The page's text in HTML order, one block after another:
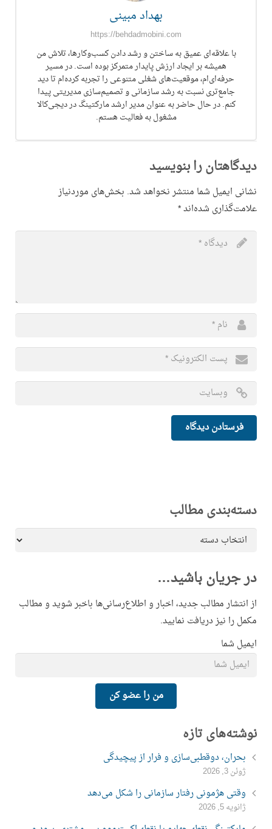
بهداد مبینی
https://behdadmobini.com
با علاقه‌ای عمیق به ساختن و رشد دادن کسب‌وکارها، تلاش من
همیشه بر ایجاد ارزش پایدار متمرکز بوده است. در مسیر
حرفه‌ای‌ام، موقعیت‌های شغلی متنوعی را تجربه کرده‌ام تا دید
جامع‌تری نسبت به رشد سازمانی و تصمیم‌سازی مدیریتی پیدا
کنم. در حال حاضر به عنوان مدیر ارشد مارکتینگ در دیجی‌کالا
مشغول به فعالیت هستم.
دیدگاهتان را بنویسید
نشانی ایمیل شما منتشر نخواهد شد. بخش‌های موردنیاز
علامت‌گذاری شده‌اند*
دسته‌بندی مطالب
دسته‌بندی
در جریان باشید…
از انتشار مطالب جدید، اخبار و اطلاع‌رسانی‌ها باخبر شوید و مطالب
مکمل را نیز دریافت نمایید.
ایمیل شما
من را عضو کن
نوشته‌های تازه
بحران، دوقطبی‌سازی و فرار از پیچیدگی
ژوئن 3, 2026
وقتی هژمونی رفتار سازمانی را شکل می‌دهد
ژانویه 5, 2026